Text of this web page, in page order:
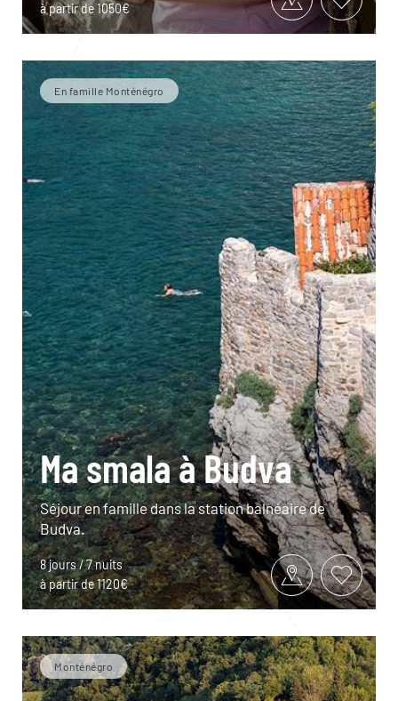
à partir de 1050€
En famille Monténégro
Ma smala à Budva
Séjour en famille dans la station balnéaire de
Budva.
8 jours / 7 nuits
à partir de 1120€
Monténégro